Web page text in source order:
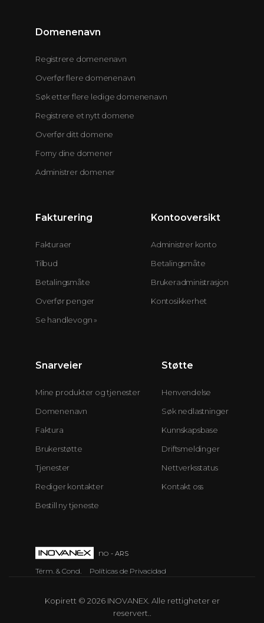
Domenenavn
Registrere domenenavn
Overfør flere domenenavn
Søk etter flere ledige domenenavn
Registrere et nytt domene
Overfør ditt domene
Forny dine domener
Administrer domener
Fakturering
Fakturaer
Tilbud
Betalingsmåte
Overfør penger
Se handlevogn »
Kontooversikt
Administrer konto
Betalingsmåte
Brukeradministrasjon
Kontosikkerhet
Snarveier
Mine produkter og tjenester
Domenenavn
Faktura
Brukerstøtte
Tjenester
Rediger kontakter
Bestill ny tjeneste
Støtte
Henvendelse
Søk nedlastninger
Kunnskapsbase
Driftsmeldinger
Nettverksstatus
Kontakt oss
no - ARS
Térm. & Cond. Políticas de Privacidad
Kopirett © 2026 INOVANEX. Alle rettigheter er
reservert..